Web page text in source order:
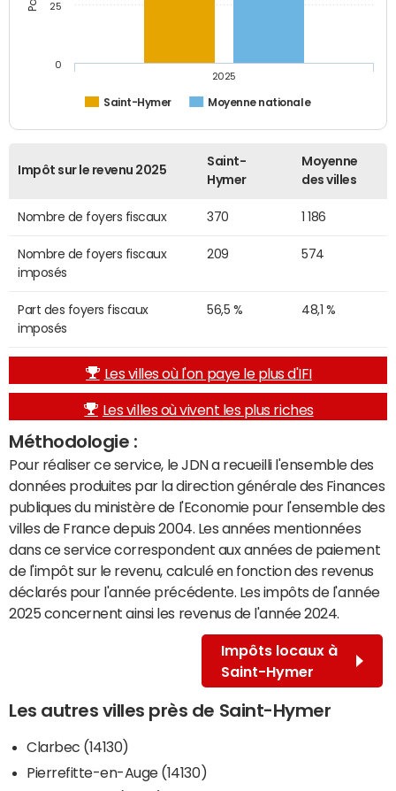
Saint-Hymer Moyenne nationale
2025
0
25
Impôt sur le revenu 2025
Saint-
Hymer
Moyenne
des villes
Nombre de foyers fiscaux 370 1 186
Nombre de foyers fiscaux
imposés
209 574
Part des foyers fiscaux
imposés
56,5 % 48,1 %
Les villes où l'on paye le plus d'IFI
Les villes où vivent les plus riches
Méthodologie :
Pour réaliser ce service, le JDN a recueilli l'ensemble des
données produites par la direction générale des Finances
publiques du ministère de l'Economie pour l'ensemble des
villes de France depuis 2004. Les années mentionnées
dans ce service correspondent aux années de paiement
de l'impôt sur le revenu, calculé en fonction des revenus
déclarés pour l'année précédente. Les impôts de l'année
2025 concernent ainsi les revenus de l'année 2024.
Impôts locaux à
Saint-Hymer
Les autres villes près de Saint-Hymer
Clarbec (14130)
Pierrefitte-en-Auge (14130)